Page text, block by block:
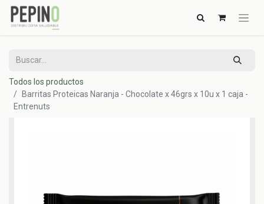
Todos los productos
Barritas Proteicas Naranja - Chocolate x 46grs x 10u x 1 caja -
Entrenuts